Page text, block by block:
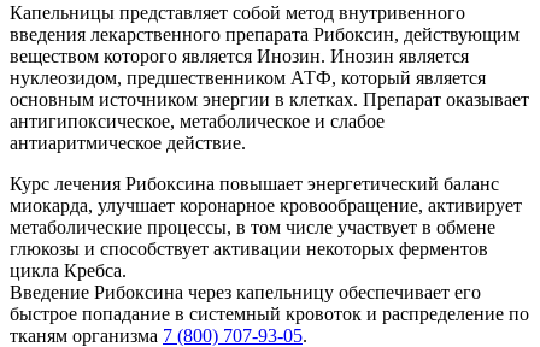
Капельницы представляет собой метод внутривенного
введения лекарственного препарата Рибоксин, действующим
веществом которого является Инозин. Инозин является
нуклеозидом, предшественником АТФ, который является
основным источником энергии в клетках. Препарат оказывает
антигипоксическое, метаболическое и слабое
антиаритмическое действие.
Курс лечения Рибоксина повышает энергетический баланс
миокарда, улучшает коронарное кровообращение, активирует
метаболические процессы, в том числе участвует в обмене
глюкозы и способствует активации некоторых ферментов
цикла Кребса.
Введение Рибоксина через капельницу обеспечивает его
быстрое попадание в системный кровоток и распределение по
тканям организма 7 (800) 707-93-05.